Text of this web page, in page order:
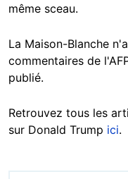
même sceau.
La Maison-Blanche
commentaires de
publié.
Retrouvez tous les
sur Donald Trump ici.